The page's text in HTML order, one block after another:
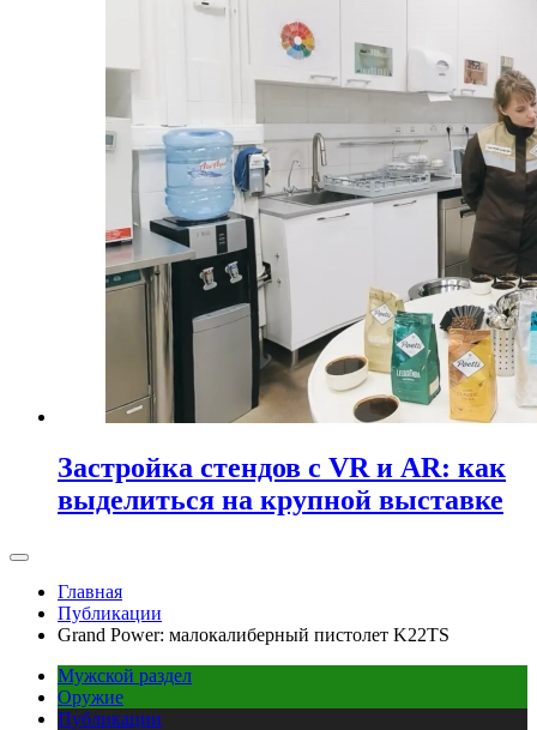
Застройка стендов с VR и AR: как
выделиться на крупной выставке
Главная
Публикации
Grand Power: малокалиберный пистолет K22TS
Мужской раздел
Оружие
Публикации